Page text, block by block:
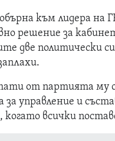
към лидера на
решение за
две политически
от партията му
за управление и
когато всички